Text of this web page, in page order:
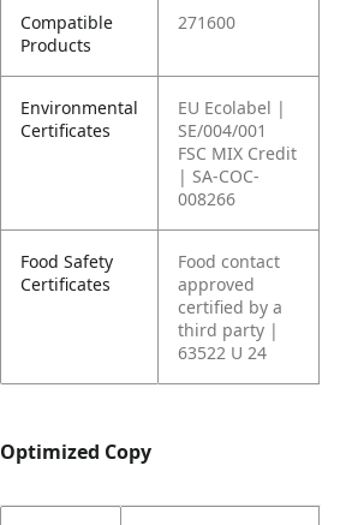
Compatible
Products
271600
Environmental
Certificates
EU Ecolabel |
SE/004/001
FSC MIX Credit
| SA-COC-
008266
Food Safety
Certificates
Food contact
approved
certified by a
third party |
63522 U 24
Optimized Copy